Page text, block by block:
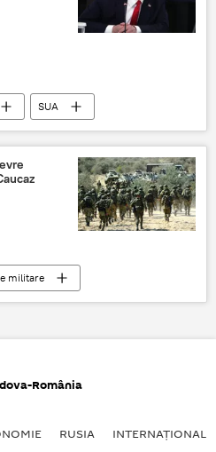
SUA
militare
România
RUSIA INTERNAŢIONAL